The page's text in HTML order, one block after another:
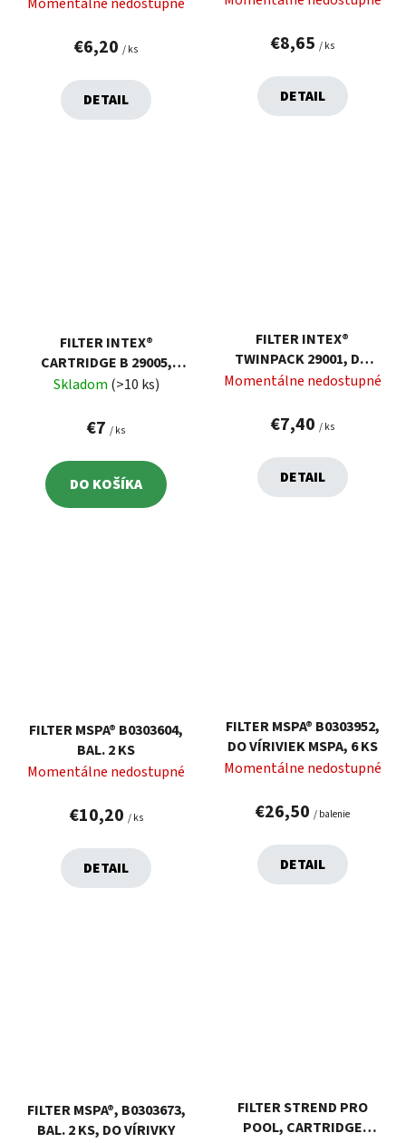
€6,20 / ks
DETAIL
€8,65 / ks
DETAIL
FILTER INTEX®
CARTRIDGE B 29005,
KARTUŠOVÝ, BAZÉNOVÝ,
Skladom (>10 ks)
€7 / ks
DO KOŠÍKA
FILTER INTEX®
TWINPACK 29001, DO
VÍRIVKY PURE SPA, 11X7
Momentálne nedostupné
€7,40 / ks
DETAIL
FILTER MSPA® B0303604,
BAL. 2 KS
Momentálne nedostupné
€10,20 / ks
DETAIL
FILTER MSPA® B0303952,
DO VÍRIVIEK MSPA, 6 KS
Momentálne nedostupné
€26,50 / balenie
DETAIL
FILTER MSPA®, B0303673,
BAL. 2 KS, DO VÍRIVKY
FILTER STREND PRO
POOL, CARTRIDGE